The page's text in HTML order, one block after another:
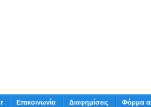
Επικοινωνία Διαφημίσεις Φόρμα